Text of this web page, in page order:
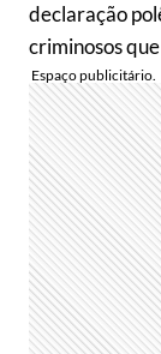
declaração
criminosos